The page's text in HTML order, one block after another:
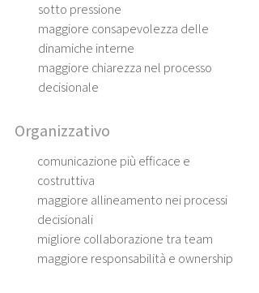
sotto pressione
maggiore consapevolezza delle
dinamiche interne
maggiore chiarezza nel processo
decisionale
Organizzativo
comunicazione più efficace e
costruttiva
maggiore allineamento nei processi
decisionali
migliore collaborazione tra team
maggiore responsabilità e ownership